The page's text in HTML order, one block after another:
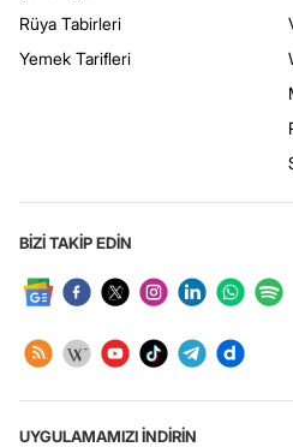
Rüya Tabirleri
Yemek Tarifleri
BİZİ TAKİP EDİN
UYGULAMAMIZI İNDİRİN